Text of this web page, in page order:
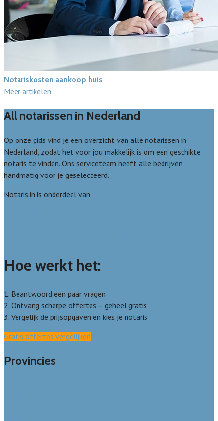
Notariskosten aankoop huis
Meer artikelen
All notarissen in Nederland
Op onze gids vind je een overzicht van alle notarissen in
Nederland, zodat het voor jou makkelijk is om een geschikte
notaris te vinden. Ons serviceteam heeft alle bedrijven
handmatig voor je geselecteerd.
Notaris.in is onderdeel van
Hoe werkt het:
1. Beantwoord een paar vragen
2. Ontvang scherpe offertes – geheel gratis
3. Vergelijk de prijsopgaven en kies je notaris
Gratis offertes vergelijken
Provincies